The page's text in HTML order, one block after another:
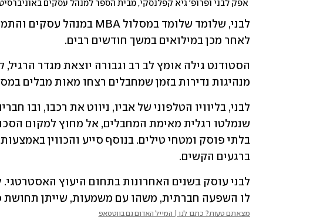
לאחר מכן במילואים במשך חודשים רבים.
מנהיגות נדירות בזמן שמחבלים רצחו מאות מבלים
ברגעים הקשים.
לו השפעה חברתית, משהו עם משמעות, שייתן תחושת
מצאתם טעות? כתבו לנו | המייל האדום גם בווטסאפ